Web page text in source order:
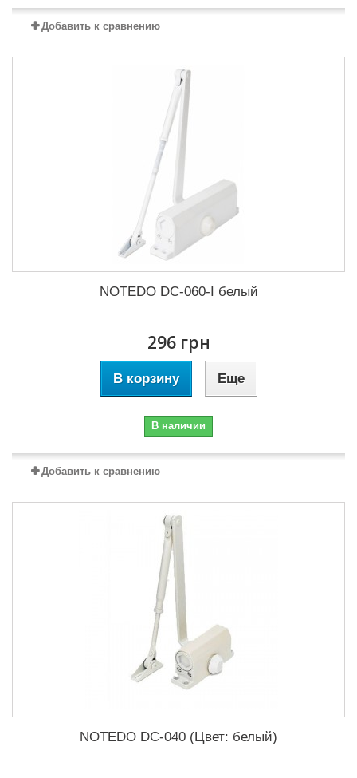
Добавить к сравнению
NOTEDO DC-060-I белый
296 грн
В корзину Еще
В наличии
Добавить к сравнению
NOTEDO DC-040 (Цвет: белый)